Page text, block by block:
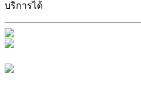
บริการได้